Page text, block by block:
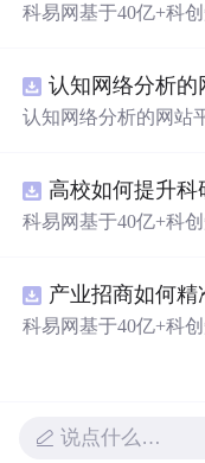
科易网基于40亿+科
新领域的AI+数智化
智能化发展。
认知网络分析的网站
高校如何提升科
科易网基于40亿+科
新领域的AI+数智化
智能化发展。
科易网基于40亿+科
智能化发展。
说点什么…